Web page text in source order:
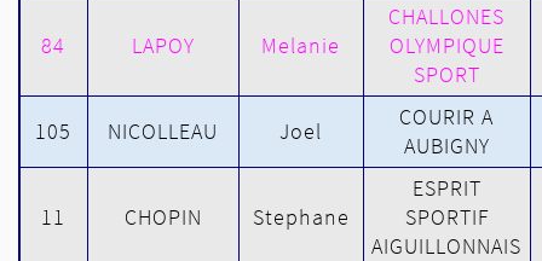
84 LAPOY Melanie
CHALLONES
OLYMPIQUE
SPORT
105 NICOLLEAU Joel
COURIR A
AUBIGNY
11 CHOPIN Stephane
ESPRIT
SPORTIF
AIGUILLONNAIS